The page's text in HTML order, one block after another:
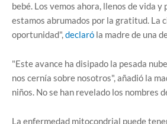
bebé. Los vemos ahora, llenos de vida y
estamos abrumados por la gratitud. La
oportunidad",declaró la madre de una
"Este avance ha disipado la pesada
nos cernía sobre nosotros", añadió la
niños. No se han revelado los nombres
La enfermedad mitocondrial puede